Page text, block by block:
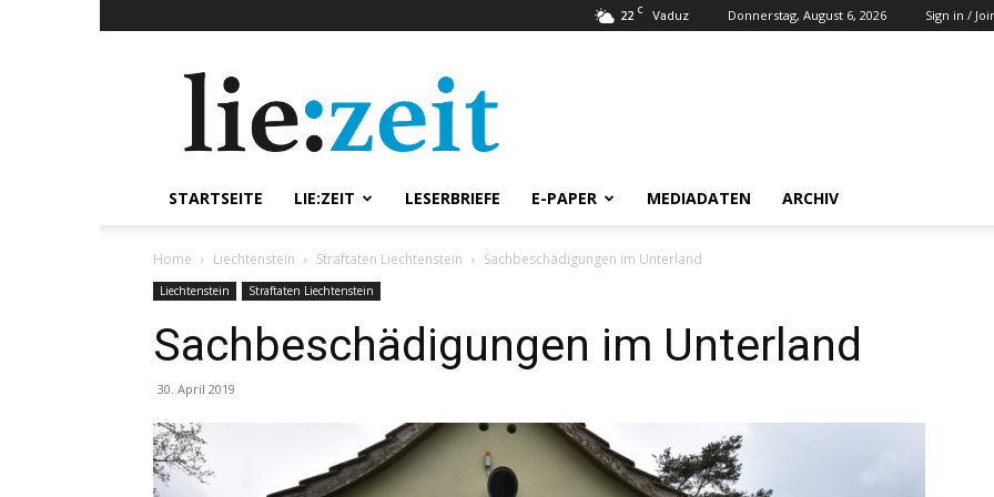
22 C Vaduz Donnerstag, August 6, 2026 Sign in /
STARTSEITE LIE:ZEIT LESERBRIEFE E-PAPER MEDIADATEN ARCHIV
Home Liechtenstein Straftaten Liechtenstein Sachbeschädigungen im Unterland
Liechtenstein Straftaten Liechtenstein
Sachbeschädigungen im Unterland
30. April 2019